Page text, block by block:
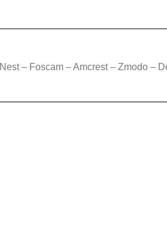
– Foscam – Amcrest – Zmodo –